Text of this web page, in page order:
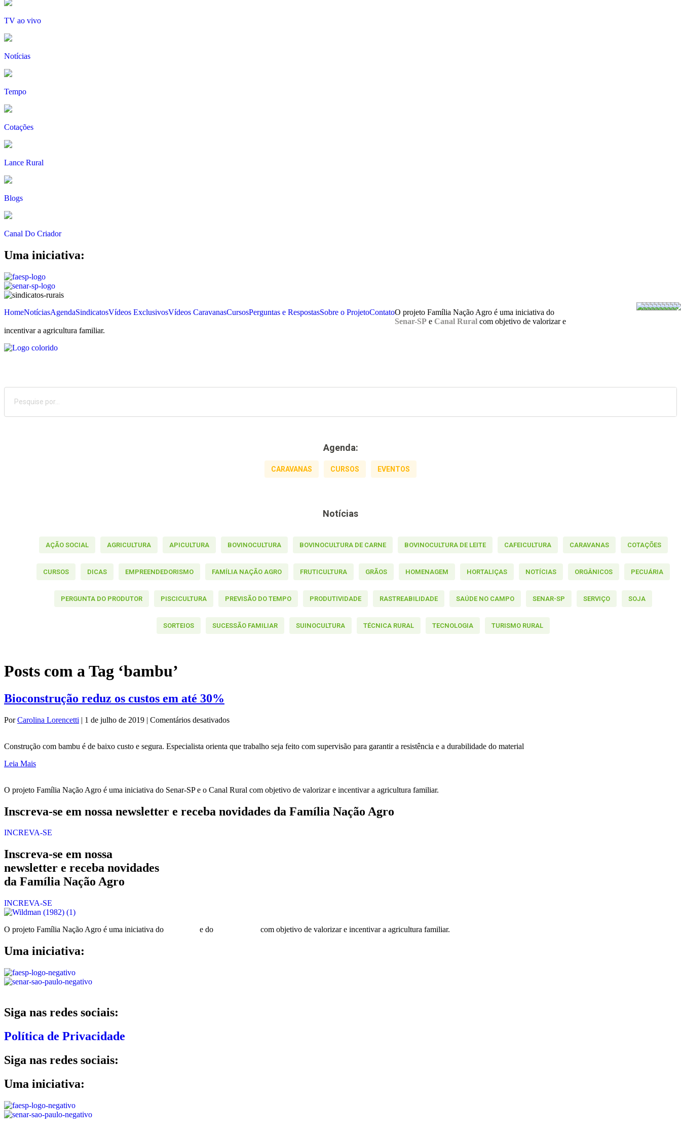
TV ao vivo
Notícias
Tempo
Cotações
Lance Rural
Blogs
Canal Do Criador
Uma iniciativa:
HomeNotíciasAgendaSindicatosVídeos ExclusivosVídeos CaravanasCursosPerguntas e RespostasSobre o ProjetoContatoO projeto Família Nação Agro é uma iniciativa do
Senar-SP e Canal Rural com objetivo de valorizar e
incentivar a agricultura familiar.
Agenda:
CARAVANAS CURSOS EVENTOS
Notícias
AÇÃO SOCIAL AGRICULTURA APICULTURA BOVINOCULTURA BOVINOCULTURA DE CARNE BOVINOCULTURA DE LEITE CAFEICULTURA CARAVANAS COTAÇÕES
CURSOS DICAS EMPREENDEDORISMO FAMÍLIA NAÇÃO AGRO FRUTICULTURA GRÃOS HOMENAGEM HORTALIÇAS NOTÍCIAS ORGÂNICOS PECUÁRIA
PERGUNTA DO PRODUTOR PISCICULTURA PREVISÃO DO TEMPO PRODUTIVIDADE RASTREABILIDADE SAÚDE NO CAMPO SENAR-SP SERVIÇO SOJA
SORTEIOS SUCESSÃO FAMILIAR SUINOCULTURA TÉCNICA RURAL TECNOLOGIA TURISMO RURAL
Posts com a Tag ‘bambu’
Bioconstrução reduz os custos em até 30%
PorCarolina Lorencetti | 1 de julho de 2019 | Comentários desativadosem
os
Construção com bambu é de baixo custo e segura. Especialista orienta que trabalho seja feito com supervisão para garantir a resistência e a durabilidade do material
Leia Mais
O projeto Família Nação Agro é uma iniciativa do Senar-SP e o Canal Rural com objetivo de valorizar e incentivar a agricultura familiar.
Inscreva-se em nossa newsletter e receba novidades da Família Nação Agro
INCREVA-SE
Inscreva-se em nossa
newsletter e receba novidades
da Família Nação Agro
INCREVA-SE
O projeto Família Nação Agro é uma iniciativa do e do com objetivo de valorizar e incentivar a agricultura familiar.
Uma iniciativa:
Siga nas redes sociais:
Política de Privacidade
Siga nas redes sociais:
Uma iniciativa: